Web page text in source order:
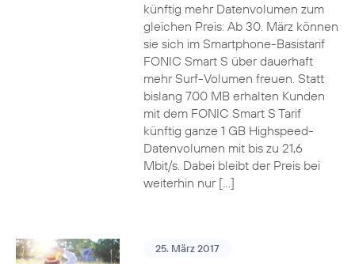
künftig mehr Datenvolumen zum
gleichen Preis: Ab 30. März können
sie sich im Smartphone-Basistarif
FONIC Smart S über dauerhaft
mehr Surf-Volumen freuen. Statt
bislang 700 MB erhalten Kunden
mit dem FONIC Smart S Tarif
künftig ganze 1 GB Highspeed-
Datenvolumen mit bis zu 21,6
Mbit/s. Dabei bleibt der Preis bei
weiterhin nur […]
25. März 2017